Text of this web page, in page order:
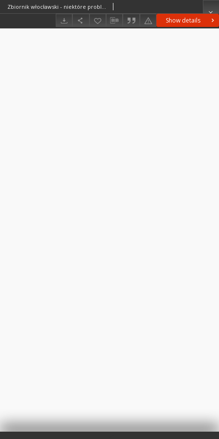
Show details
Zbiornik włocławski - niektóre problemy z geografii fizycznej : praca zbiorowa = Włocławek reservoir some problems of physical geography